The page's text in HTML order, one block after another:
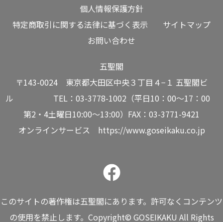
個人情報保護方針
特定商取引に関する法律に基づく表示
サイトマップ
お問い合わせ
五聖閣
〒143-0024 東京都大田区中央３丁目４−１ 五聖閣ビ
ル TEL：03-3778-1002（平日10：00～17：00
第2・4土曜日10:00～13:00）FAX：03-3771-9421
オンラインサービス https://www.goseikaku.co.jp
このサイトの著作権は五聖閣にあります。許可なくコンテンツ
の使用を禁止します。Copyright© GOSEIKAKU All Rights